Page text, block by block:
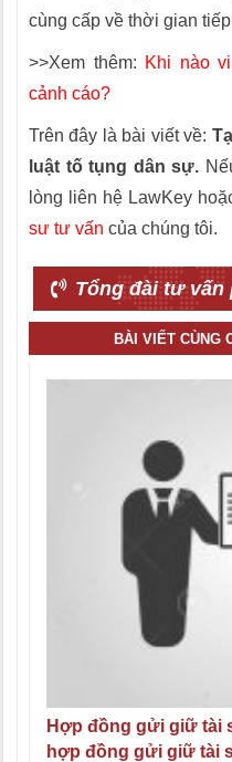
cùng cấp về thời gian
>>Xem thêm: Khi nào
cảnh cáo?
Trên đây là bài viết về:
luật tố tụng dân sự.
lòng liên hệ LawKey
sư tư vấn của chúng tôi.
Tổng đài tư vấn
BÀI VIẾT CÙNG
Hợp đồng gửi giữ tài
hợp đồng gửi giữ tài